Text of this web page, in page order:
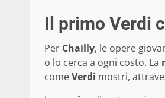
Il primo Verdi
Per Chailly, le opere
o lo cerca a ogni costo. La
comeVerdi mostri,